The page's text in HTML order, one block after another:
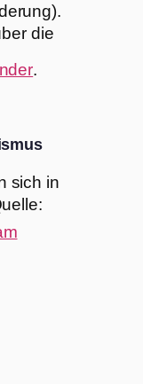
die
.
sich in